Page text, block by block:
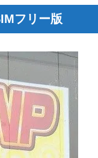
フリー版